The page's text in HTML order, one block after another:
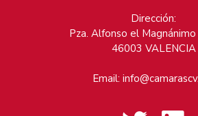
Dirección:
Pza. Alfonso el Magnánimo
46003 VALENCIA
Email: